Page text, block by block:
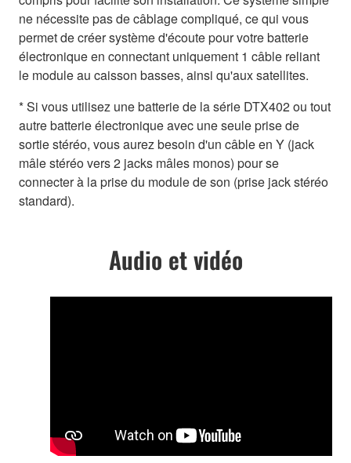
ne nécessite pas de câblage compliqué, ce qui vous
permet de créer système d'écoute pour votre batterie
électronique en connectant uniquement 1 câble reliant
le module au caisson basses, ainsi qu'aux satellites.
* Si vous utilisez une batterie de la série DTX402 ou tout
autre batterie électronique avec une seule prise de
sortie stéréo, vous aurez besoin d'un câble en Y (jack
mâle stéréo vers 2 jacks mâles monos) pour se
connecter à la prise du module de son (prise jack stéréo
standard).
Audio et vidéo